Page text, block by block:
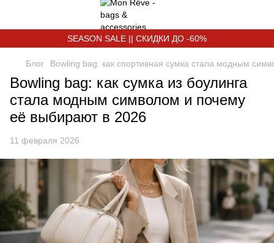
SEASON SALE || СКИДКИ ДО -60%
Блог Bowling bag: как спортивная сумка стала модным
Bowling bag: как сумка из боулинга
стала модным символом и почему
её выбирают в 2026
11 февраля 2026